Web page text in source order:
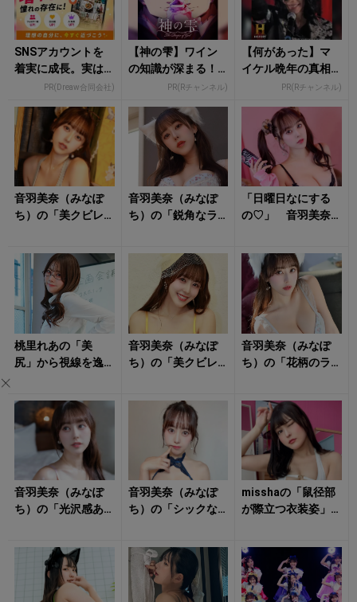
SNSアカウントを
着実に成長。実は
みんなココ使って
PR(Dreaw合同会社)
【神の雫】ワイン
の知識が深まる！
無料で見るならRチ
PR(Rチャンネル)
【何があった】マ
イケル晩年の真相
を無料で見るならR
PR(Rチャンネル)
音羽美奈（みなぽ
ち）の「美クビレ
中！
音羽美奈（みなぽ
ち）の「鋭角なラ
「日曜日なにする
の♡」 音羽美奈
撃ち抜かれる！
桃里れあの「美
尻」から視線を逸
音羽美奈（みなぽ
ち）の「美クビレ
音羽美奈（みなぽ
ち）の「花柄のラ
音羽美奈（みなぽ
ち）の「光沢感あ
音羽美奈（みなぽ
ち）の「シックな
する！
misshaの「鼠径部
が際立つ衣装姿」